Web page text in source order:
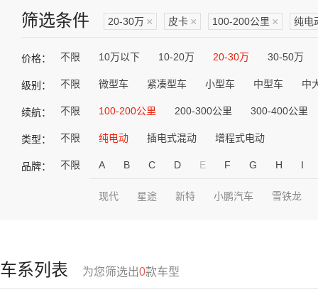
筛选条件 20-30万 × 皮卡 × 100-200公里 × 纯电
价格： 不限 10万以下 10-20万 20-30万 30-50万
级别： 不限 微型车 紧凑型车 小型车 中型车 中
续航： 不限 100-200公里 200-300公里 300-400公里
类型： 不限 纯电动 插电式混动 增程式电动
品牌： 不限 A B C D E F G H I
现代 星途 新特 小鹏汽车 雪铁龙
车系列表 为您筛选出0款车型